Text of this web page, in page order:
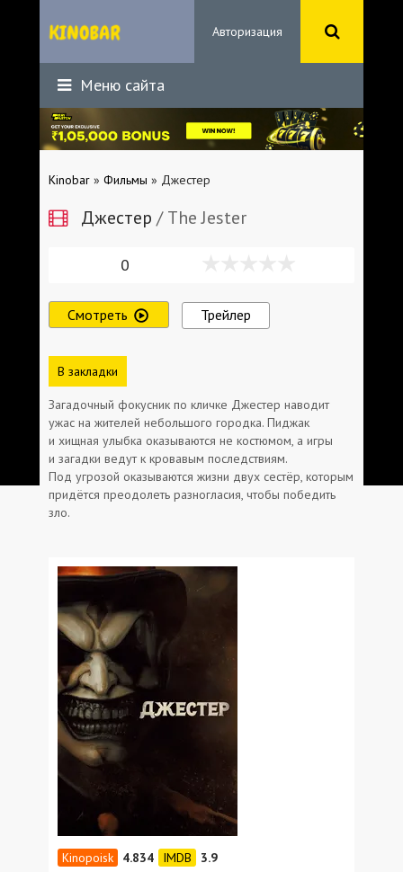
Авторизация
Меню сайта
Kinobar » Фильмы » Джестер
Джестер / The Jester
0
Смотреть Трейлер
В закладки
Загадочный фокусник по кличке Джестер наводит
ужас на жителей небольшого городка. Пиджак
и хищная улыбка оказываются не костюмом, а игры
и загадки ведут к кровавым последствиям.
Под угрозой оказываются жизни двух сестёр, которым
придётся преодолеть разногласия, чтобы победить
зло.
4.834
3.9